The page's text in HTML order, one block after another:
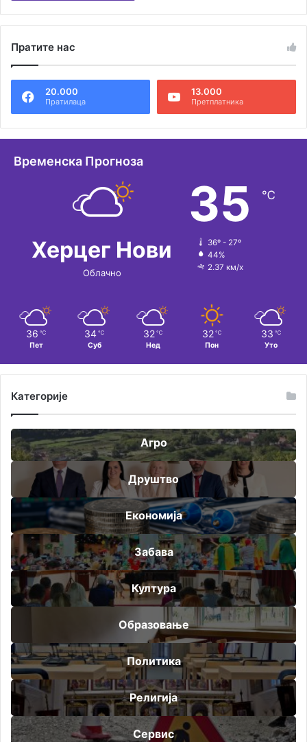
Пратите нас
20.000
Пратилаца
13.000
Претплатника
Временска Прогноза
Херцег Нови
Облачно
35 ℃
36º - 27º
44%
2.37 км/х
36 ℃
Пет
34 ℃
Суб
32 ℃
Нед
32 ℃
Пон
33 ℃
Уто
Категорије
Агро
Друштво
Економија
Забава
Култура
Образовање
Политика
Религија
Сервис